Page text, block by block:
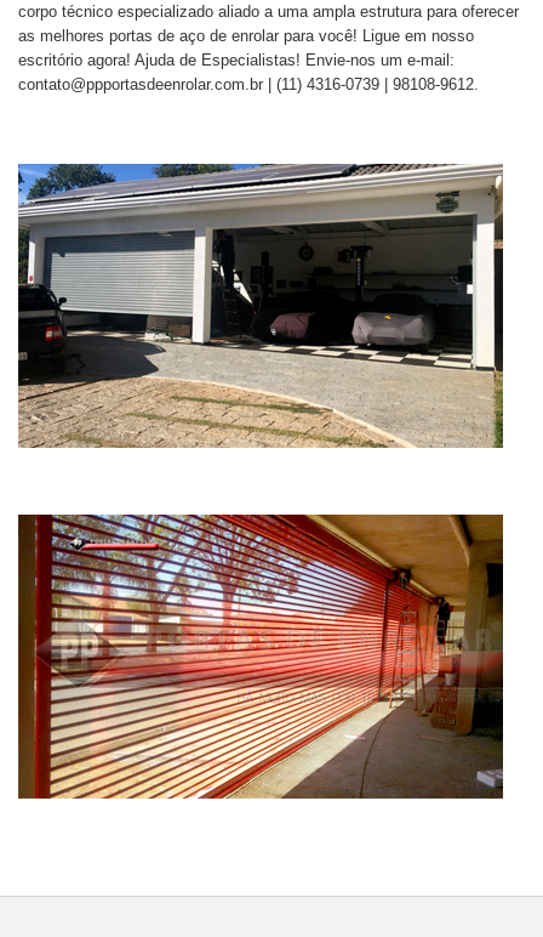
corpo técnico especializado aliado a uma ampla estrutura para oferecer
as melhores portas de aço de enrolar para você! Ligue em nosso
escritório agora! Ajuda de Especialistas! Envie-nos um e-mail:
contato@ppportasdeenrolar.com.br | (11) 4316-0739 | 98108-9612.